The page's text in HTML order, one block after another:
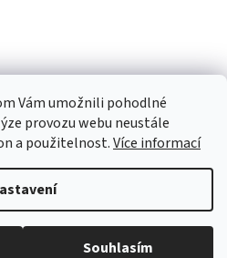
Vám umožnili pohodlné
provozu webu neustále
a použitelnost.Více informací
Souhlasím
. Všechna práva vyhrazena.
cookies